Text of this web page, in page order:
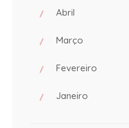
Abril
Março
Fevereiro
Janeiro